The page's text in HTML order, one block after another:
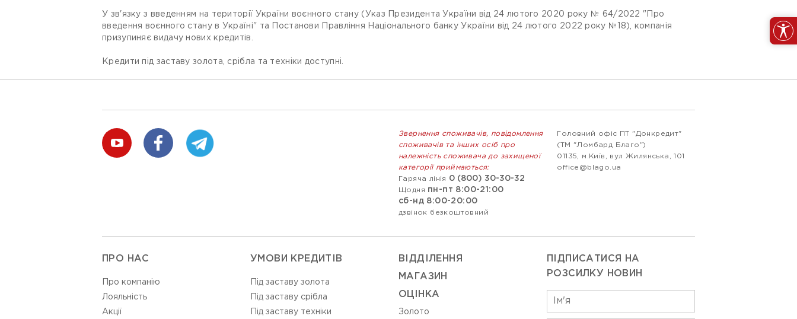
У зв'язку з введенням на території України воєнного стану (Указ Президента України від 24 лютого 2020 року № 64/2022 "Про
введення воєнного стану в Україні" та Постанови Правління Національного банку України від 24 лютого 2022 року №18), компанія
призупиняє видачу нових кредитів.
Кредити під заставу золота, срібла та техніки доступні.
Звернення споживачів, повідомлення
споживачів та інших осіб про
належність споживача до захищеної
категорії приймаються:
Гаряча лінія
0 (800) 30-30-32
Щодня пн-пт 8:00-21:00
сб-нд 8:00-20:00
дзвінок безкоштовний
Головний офіс ПТ "Донкредит"
(ТМ "Ломбард Благо")
01135, м.Київ, вул Жилянська, 101
office@blago.ua
ПРО НАС
Про компанію
Лояльність
Акції
УМОВИ КРЕДИТІВ
Під заставу золота
Під заставу срібла
Під заставу техніки
ВIДДIЛЕННЯ
МАГАЗИН
ОЦIНКА
Золото
ПІДПИСАТИСЯ НА
РОЗСИЛКУ НОВИН